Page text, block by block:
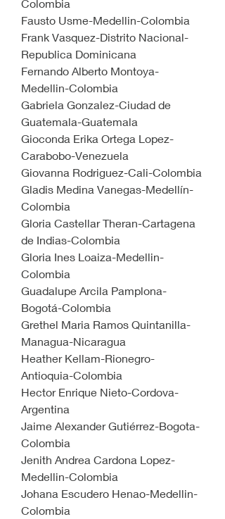
Colombia
Fausto Usme-Medellin-Colombia
Frank Vasquez-Distrito Nacional-
Republica Dominicana
Fernando Alberto Montoya-
Medellin-Colombia
Gabriela Gonzalez-Ciudad de
Guatemala-Guatemala
Gioconda Erika Ortega Lopez-
Carabobo-Venezuela
Giovanna Rodriguez-Cali-Colombia
Gladis Medina Vanegas-Medellín-
Colombia
Gloria Castellar Theran-Cartagena
de Indias-Colombia
Gloria Ines Loaiza-Medellin-
Colombia
Guadalupe Arcila Pamplona-
Bogotá-Colombia
Grethel Maria Ramos Quintanilla-
Managua-Nicaragua
Heather Kellam-Rionegro-
Antioquia-Colombia
Hector Enrique Nieto-Cordova-
Argentina
Jaime Alexander Gutiérrez-Bogota-
Colombia
Jenith Andrea Cardona Lopez-
Medellin-Colombia
Johana Escudero Henao-Medellin-
Colombia